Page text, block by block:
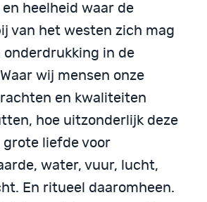
heelheid waar de
van het westen zich mag
onderdrukking in de
wij mensen onze
en kwaliteiten
hoe uitzonderlijk deze
grote liefde voor
water, vuur, lucht,
En ritueel daaromheen.